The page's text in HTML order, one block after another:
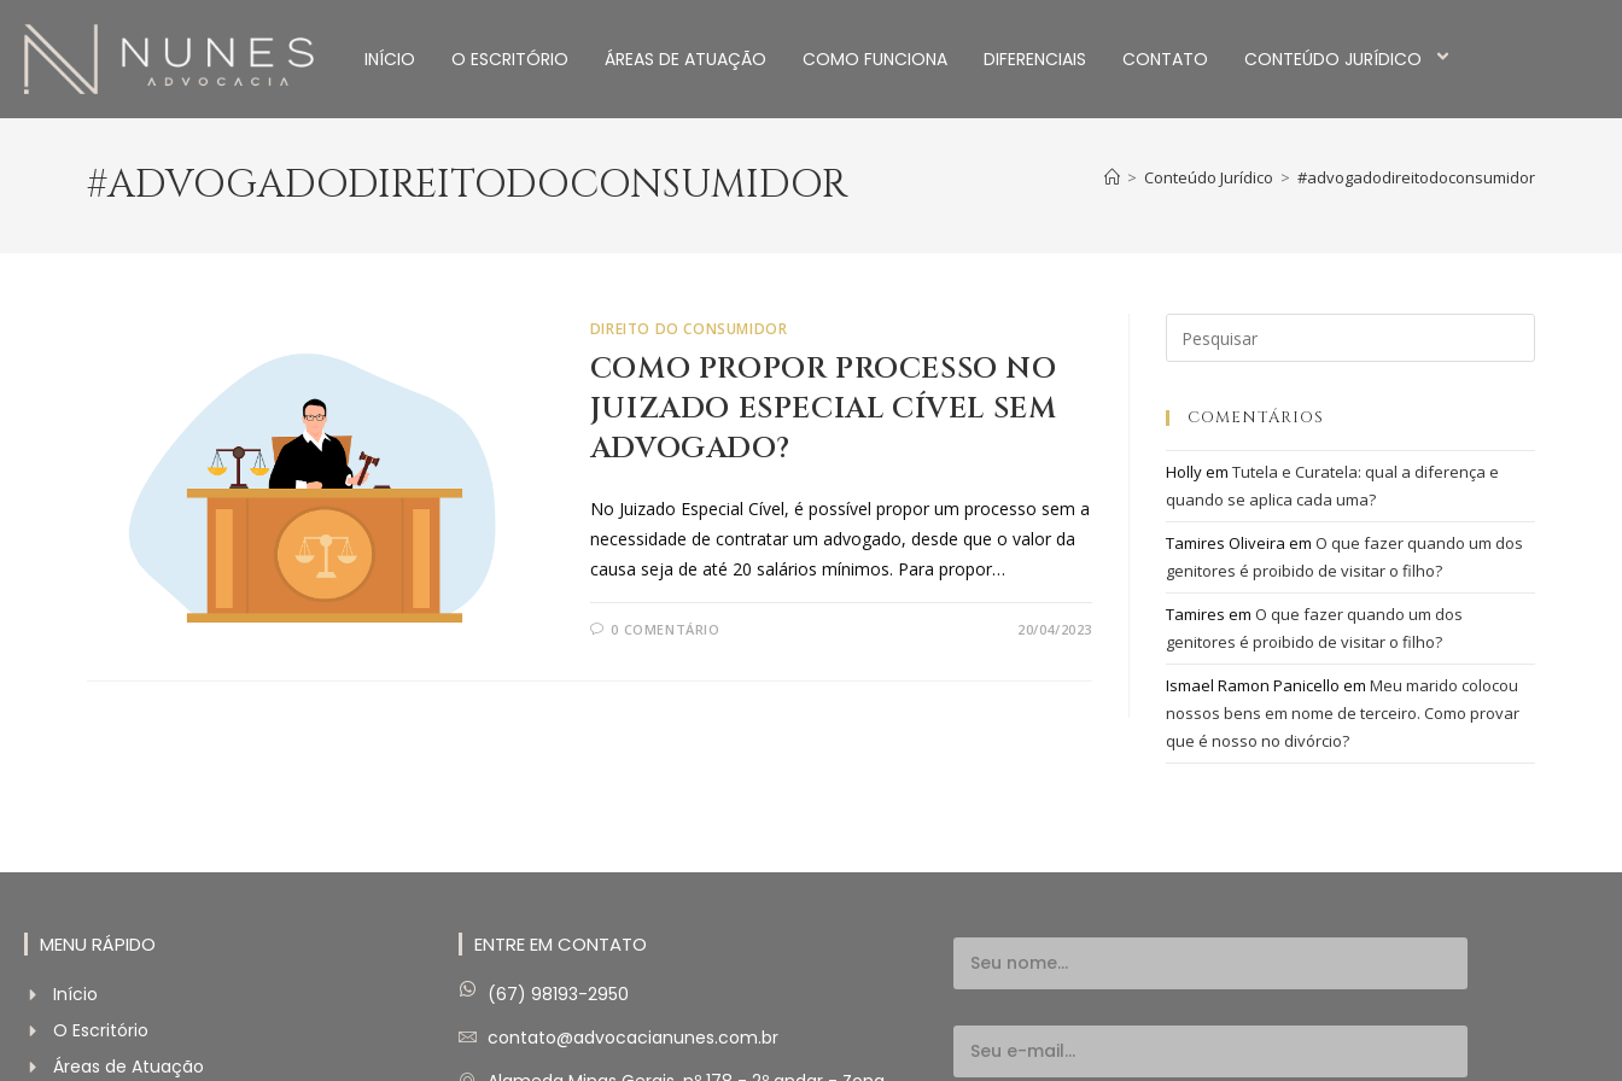
INÍCIO O ESCRITÓRIO ÁREAS DE ATUAÇÃO COMO FUNCIONA DIFERENCIAIS CONTATO CONTEÚDO JURÍDICO
#ADVOGADODIREITODOCONSUMIDOR > Conteúdo Jurídico > #advogadodireitodoconsumidor
DIREITO DO CONSUMIDOR
COMO PROPOR PROCESSO NO
JUIZADO ESPECIAL CÍVEL SEM
ADVOGADO?
No Juizado Especial Cível, é possível propor um processo sem a
necessidade de contratar um advogado, desde que o valor da
causa seja de até 20 salários mínimos. Para propor…
0 COMENTÁRIO 20/04/2023
COMENTÁRIOS
Hollyem Tutela e Curatela: qual a diferença e
quando se aplica cada uma?
Tamires Oliveira em O que fazer quando um dos
genitores é proibido de visitar o filho?
Tamires em O que fazer quando um dos
genitores é proibido de visitar o filho?
Ismael Ramon Panicello em Meu marido colocou
nossos bens em nome de terceiro. Como provar
que é nosso no divórcio?
MENU RÁPIDO
Início
O Escritório
Áreas de Atuação
ENTRE EM CONTATO
(67) 98193-2950
contato@advocacianunes.com.br